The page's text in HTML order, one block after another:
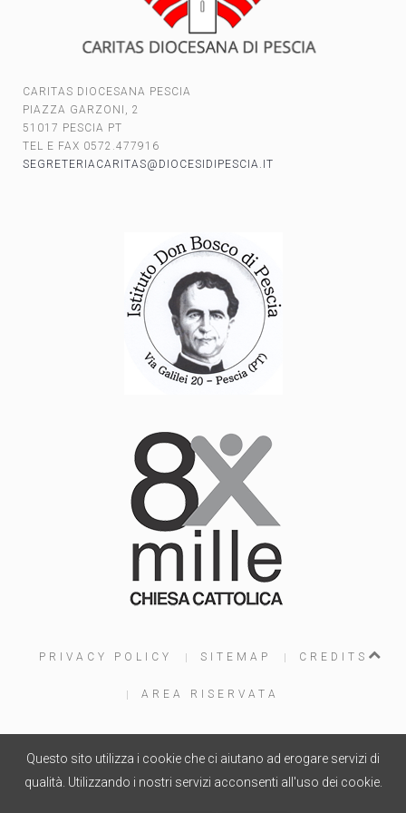
Questo sito utilizza i cookie che ci aiutano ad erogare servizi di
qualità. Utilizzando i nostri servizi acconsenti all'uso dei cookie.
CARITAS DIOCESANA PESCIA
PIAZZA GARZONI, 2
51017 PESCIA PT
TEL E FAX 0572.477916
SEGRETERIACARITAS@DIOCESIDIPESCIA.IT
PRIVACY POLICY SITEMAP CREDITS
AREA RISERVATA
PROGETTO WEB WOOLA.IT - COPYRIGHT © 2015